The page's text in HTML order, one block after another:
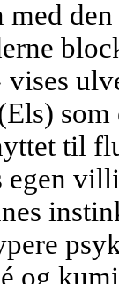
som
til
egen
og